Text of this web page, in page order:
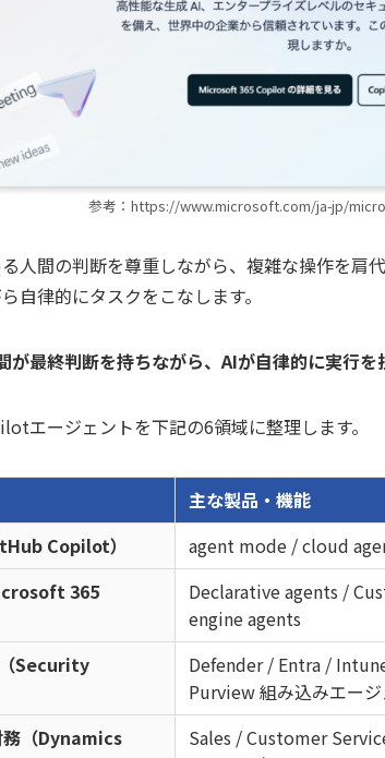
参考：https://www.microsoft.com/ja-jp/
人間の判断を尊重しながら、複雑な操作を肩
自律的にタスクをこなします。
が最終判断を持ちながら、AIが自律的に実行を
エージェントを下記の6領域に整理します。
主な製品・機能
Copilot）
agent mode / cloud
365
Declarative agents /
engine agents
Security
Defender / Entra /
Purview 組み込みエージ
務（Dynamics
Sales / Customer